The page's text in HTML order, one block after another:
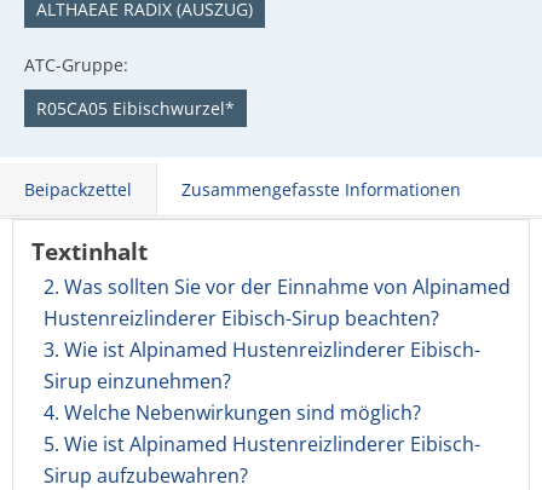
ALTHAEAE RADIX (AUSZUG)
ATC-Gruppe:
R05CA05 Eibischwurzel*
Beipackzettel Zusammengefasste Informationen
Textinhalt
2. Was sollten Sie vor der Einnahme von Alpinamed
Hustenreizlinderer Eibisch-Sirup beachten?
3. Wie ist Alpinamed Hustenreizlinderer Eibisch-
Sirup einzunehmen?
4. Welche Nebenwirkungen sind möglich?
5. Wie ist Alpinamed Hustenreizlinderer Eibisch-
Sirup aufzubewahren?